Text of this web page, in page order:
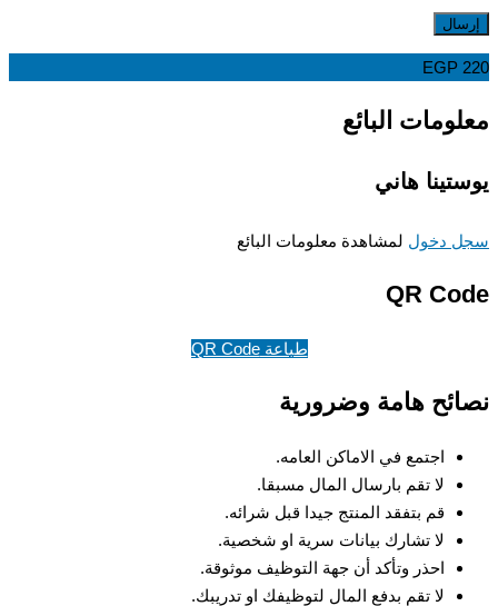
EGP
البائع
هاني
دخوللمشاهدة معلومات البائع
QR
طباعة QR Code
هامة وضرورية
اجتمع في الاماكن العامه.
لا تقم بارسال المال مسبقا.
قم بتفقد المنتج جيدا قبل شرائه.
لا تشارك بيانات سرية او شخصية.
احذر وتأكد أن جهة التوظيف موثوقة.
لا تقم بدفع المال لتوظيفك او تدريبك.